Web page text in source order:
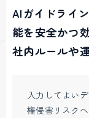
AIガイドライ
能を安全かつ
社内ルールや
入力してよい
権侵害リスク